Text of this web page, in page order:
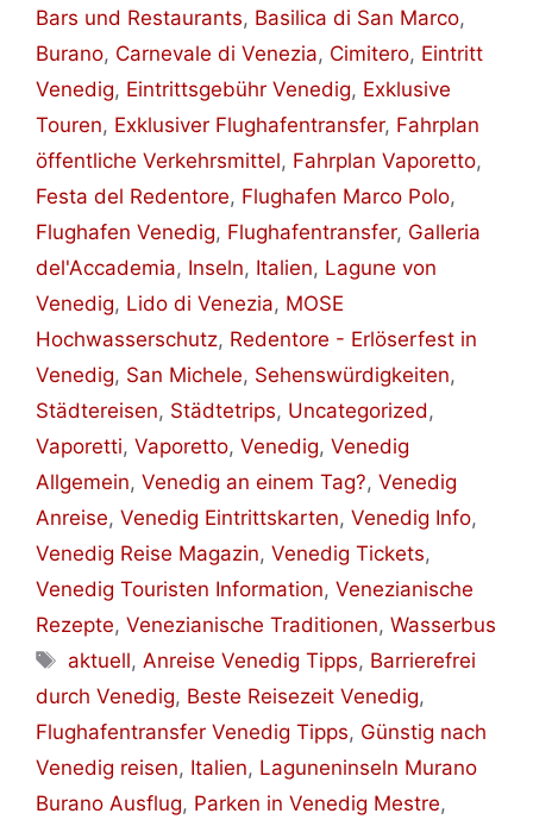
Bars und Restaurants, Basilica di San Marco,
Burano, Carnevale di Venezia, Cimitero, Eintritt
Venedig, Eintrittsgebühr Venedig, Exklusive
Touren, Exklusiver Flughafentransfer, Fahrplan
öffentliche Verkehrsmittel, Fahrplan Vaporetto,
Festa del Redentore, Flughafen Marco Polo,
Flughafen Venedig, Flughafentransfer, Galleria
del'Accademia, Inseln, Italien, Lagune von
Venedig, Lido di Venezia, MOSE
Hochwasserschutz, Redentore - Erlöserfest in
Venedig, San Michele, Sehenswürdigkeiten,
Städtereisen, Städtetrips, Uncategorized,
Vaporetti, Vaporetto, Venedig, Venedig
Allgemein, Venedig an einem Tag?, Venedig
Anreise, Venedig Eintrittskarten, Venedig Info,
Venedig Reise Magazin, Venedig Tickets,
Venedig Touristen Information, Venezianische
Rezepte, Venezianische Traditionen, Wasserbus
Schlagwörter
aktuell,Anreise Venedig Tipps, Barrierefrei
durch Venedig, Beste Reisezeit Venedig,
Flughafentransfer Venedig Tipps, Günstig nach
Venedig reisen, Italien, Laguneninseln Murano
Burano Ausflug, Parken in Venedig Mestre,